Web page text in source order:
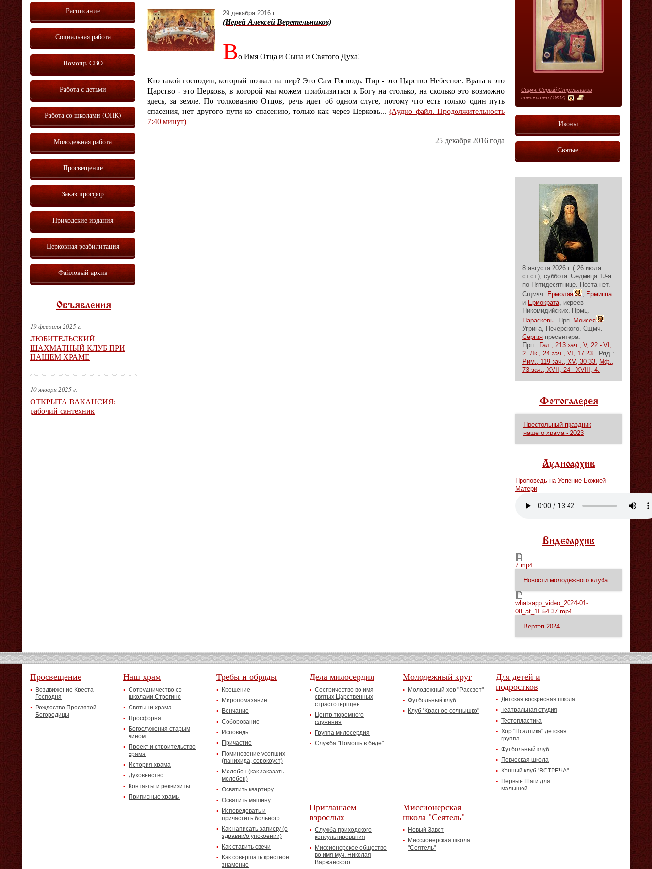
29 декабря 2016 г.
(Иерей Алексей Веретельников)
Во Имя Отца и Сына и Святого Духа!
Кто такой господин, который позвал на пир? Это Сам Господь. Пир - это Царство Небесное. Врата в это
Царство - это Церковь, в которой мы можем приблизиться к Богу на столько, на сколько это возможно
здесь, за земле. По толкованию Отцов, речь идет об одном слуге, потому что есть только один путь
спасения, нет другого пути ко спасению, только как через Церковь... (Аудио файл. Продолжительность
7:40 минут)
25 декабря 2016 года
Расписание
Социальная работа
Помощь СВО
Работа с детьми
Работа со школами (ОПК)
Молодежная работа
Просвещение
Заказ просфор
Приходские издания
Церковная реабилитация
Файловый архив
Объявления
19 февраля 2025 г.
ЛЮБИТЕЛЬСКИЙ
ШАХМАТНЫЙ КЛУБ ПРИ
НАШЕМ ХРАМЕ
10 января 2025 г.
ОТКРЫТА ВАКАНСИЯ:
рабочий-сантехник
Сщмч. Сергий Стрельников
пресвитер (1937)
Иконы
Святые
8 августа 2026 г. ( 26 июля
ст.ст.), суббота. Седмица 10-я
по Пятидесятнице. Поста нет.
Сщмчч. Ермолая , Ермиппа
и Ермократа, иереев
Никомидийских. Прмц.
Параскевы. Прп. Моисея
Угрина, Печерского. Сщмч.
Сергия пресвитера.
Прп.: Гал., 213 зач., V, 22 - VI,
2. Лк., 24 зач., VI, 17-23 . Ряд.:
Рим., 119 зач., XV, 30-33. Мф.,
73 зач., XVII, 24 - XVIII, 4.
Фотогалерея
Престольный праздник
нашего храма - 2023
Аудиоархив
Проповедь на Успение Божией
Матери
Видеоархив
7.mp4
7.mp4
Новости молодежного клуба
whatsapp_video_2024-01-08_at_11.54.37.mp4
whatsapp_video_2024-01-
08_at_11.54.37.mp4
Вертеп-2024
Просвещение
Воздвижение Креста
Господня
Рождество Пресвятой
Богородицы
Наш храм
Сотрудничество со
школами Строгино
Святыни храма
Просфорня
Богослужения старым
чином
Проект и строительство
храма
История храма
Духовенство
Контакты и реквизиты
Приписные храмы
Требы и обряды
Крещение
Миропомазание
Венчание
Соборование
Исповедь
Причастие
Поминовение усопших
(панихида, сорокоуст)
Молебен (как заказать
молебен)
Освятить квартиру
Освятить машину
Исповедовать и
причастить больного
Как написать записку (о
здравии/о упокоении)
Как ставить свечи
Как совершать крестное
знамение
Дела милосердия
Сестричество во имя
святых Царственных
страстотерпцев
Центр тюремного
служения
Группа милосердия
Служба "Помощь в беде"
Молодежный круг
Молодежный хор "Рассвет"
Футбольный клуб
Клуб "Красное солнышко"
Для детей и
подростков
Детская воскресная школа
Театральная студия
Тестопластика
Хор "Псалтика" детская
группа
Футбольный клуб
Певческая школа
Конный клуб "ВСТРЕЧА"
Первые Шаги для
малышей
Приглашаем
взрослых
Служба приходского
консультирования
Миссионерское общество
во имя муч. Николая
Варжанского
Миссионерская
школа "Сеятель"
Новый Завет
Миссионерская школа
"Сеятель"